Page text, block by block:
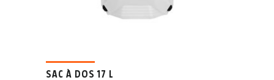
SAC À DOS 17 L